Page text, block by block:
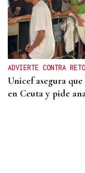
ADVIERTE CONTRA
Unicef asegura
en Ceuta y pide